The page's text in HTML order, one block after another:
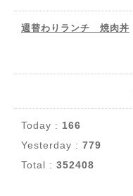
週替わりランチ 焼肉丼
Today : 166
Yesterday : 779
Total : 352408